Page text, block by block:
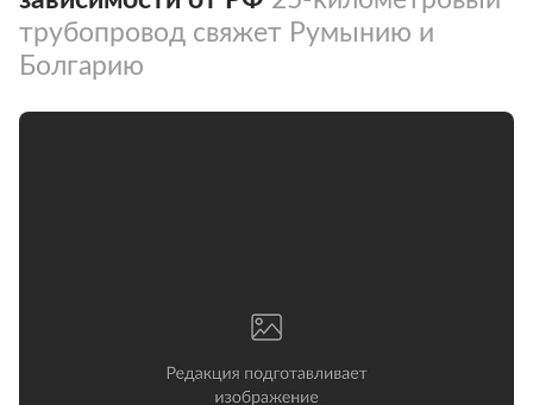
трубопровод свяжет Румынию и
Болгарию